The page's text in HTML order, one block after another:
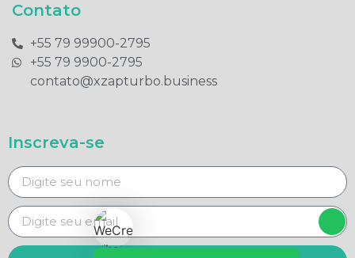
Contato
+55 79 99900-2795​
+55 79 9900-2795​
contato@xzapturbo.business
Inscreva-se